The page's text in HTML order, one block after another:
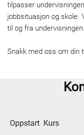
tilpasser
jobbsituasjon og skole.
til og fra undervisningen.
Snakk med oss om din
Oppstart Kurs